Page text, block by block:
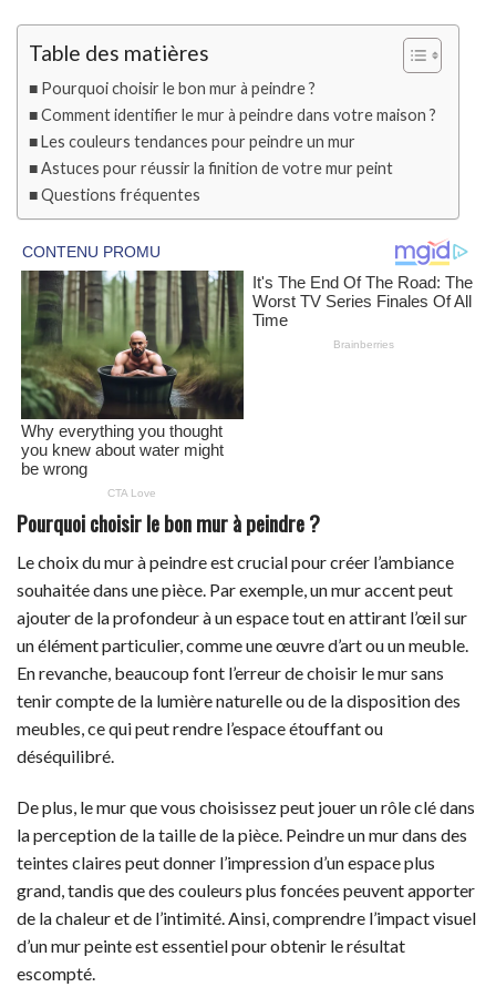
Table des matières
Pourquoi choisir le bon mur à peindre ?
Comment identifier le mur à peindre dans votre maison ?
Les couleurs tendances pour peindre un mur
Astuces pour réussir la finition de votre mur peint
Questions fréquentes
Pourquoi choisir le bon mur à peindre ?
Le choix du mur à peindre est crucial pour créer l’ambiance
souhaitée dans une pièce. Par exemple, un mur accent peut
ajouter de la profondeur à un espace tout en attirant l’œil sur
un élément particulier, comme une œuvre d’art ou un meuble.
En revanche, beaucoup font l’erreur de choisir le mur sans
tenir compte de la lumière naturelle ou de la disposition des
meubles, ce qui peut rendre l’espace étouffant ou
déséquilibré.
De plus, le mur que vous choisissez peut jouer un rôle clé dans
la perception de la taille de la pièce. Peindre un mur dans des
teintes claires peut donner l’impression d’un espace plus
grand, tandis que des couleurs plus foncées peuvent apporter
de la chaleur et de l’intimité. Ainsi, comprendre l’impact visuel
d’un mur peinte est essentiel pour obtenir le résultat
escompté.